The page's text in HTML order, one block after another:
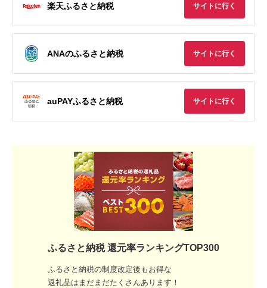
楽天ふるさと納税 サイトに行く
ANAのふるさと納税 サイトに行く
auPAYふるさと納税 サイトに行く
ふるさと納税 還元率ランキングTOP300
ふるさと納税の制度改定後もお得な
返礼品はまだまだたくさんあります！